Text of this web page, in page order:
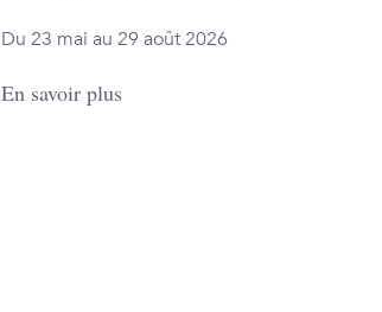
Du 23 mai au 29 août 2026
En savoir plus